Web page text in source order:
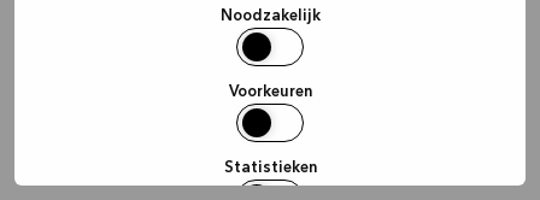
Noodzakelijk
Voorkeuren
Statistieken